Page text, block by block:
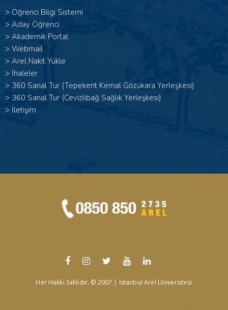
> Öğrenci Bilgi Sistemi
> Aday Öğrenci
> Akademik Portal
> Webmail
> Arel Nakit Yükle
> İhaleler
> 360 Sanal Tur (Tepekent Kemal Gözükara Yerleşkesi)
> 360 Sanal Tur (Cevizlibağ Sağlık Yerleşkesi)
> İletişim
Her Hakkı Saklıdır. © 2007 | İstanbul Arel Üniversitesi